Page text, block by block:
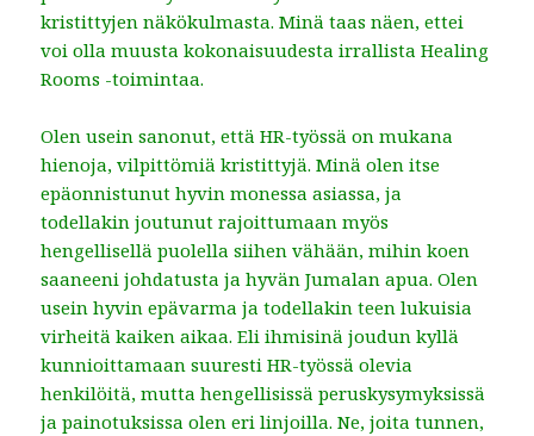
kristittyjen näkökulmasta. Minä taas näen, ettei
voi olla muusta kokonaisuudesta irrallista Healing
Rooms -toimintaa.
Olen usein sanonut, että HR-työssä on mukana
hienoja, vilpittömiä kristittyjä. Minä olen itse
epäonnistunut hyvin monessa asiassa, ja
todellakin joutunut rajoittumaan myös
hengellisellä puolella siihen vähään, mihin koen
saaneeni johdatusta ja hyvän Jumalan apua. Olen
usein hyvin epävarma ja todellakin teen lukuisia
virheitä kaiken aikaa. Eli ihmisinä joudun kyllä
kunnioittamaan suuresti HR-työssä olevia
henkilöitä, mutta hengellisissä peruskysymyksissä
ja painotuksissa olen eri linjoilla. Ne, joita tunnen,